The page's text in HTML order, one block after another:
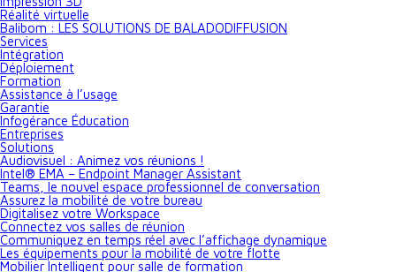
Réalité virtuelle
Balibom : LES SOLUTIONS DE BALADODIFFUSION
Services
Intégration
Déploiement
Formation
Assistance à l’usage
Garantie
Infogérance Éducation
Entreprises
Solutions
Audiovisuel : Animez vos réunions !
Intel® EMA – Endpoint Manager Assistant
Teams, le nouvel espace professionnel de conversation
Assurez la mobilité de votre bureau
Digitalisez votre Workspace
Connectez vos salles de réunion
Communiquez en temps réel avec l’affichage dynamique
Les équipements pour la mobilité de votre flotte
Mobilier Intelligent pour salle de formation